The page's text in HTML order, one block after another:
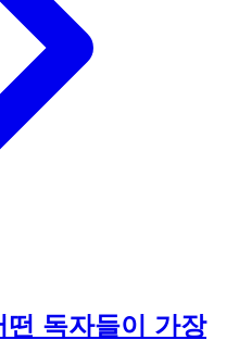
다. 전문적인 IT 지식이 없
입할 수 있도록, 서사적인
하고 있습니다. 스티브 잡스
리에 관심이 있다면, IT 비
스》를 통해 큰 영감을 얻으
독자들이 가장